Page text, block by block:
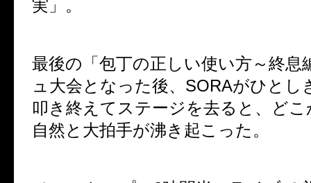
実」。
最後の「包丁の正しい使い方～終息
ュ大会となった後、SORAがひとし
叩き終えてステージを去ると、ど
自然と大拍手が沸き起こった。